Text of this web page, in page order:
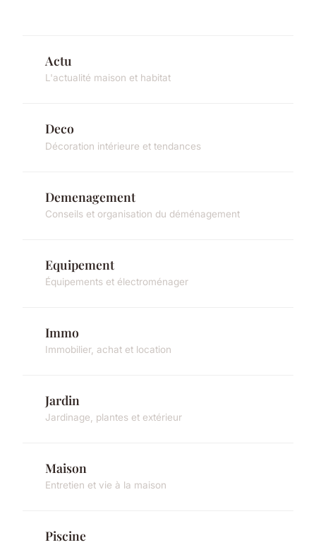
Actu
L'actualité maison et habitat
Deco
Décoration intérieure et tendances
Demenagement
Conseils et organisation du déménagement
Equipement
Équipements et électroménager
Immo
Immobilier, achat et location
Jardin
Jardinage, plantes et extérieur
Maison
Entretien et vie à la maison
Piscine